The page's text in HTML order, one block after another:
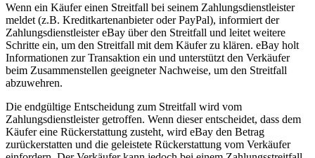
Wenn ein Käufer einen Streitfall bei seinem Zahlungsdienstleister
meldet (z.B. Kreditkartenanbieter oder PayPal), informiert der
Zahlungsdienstleister eBay über den Streitfall und leitet weitere
Schritte ein, um den Streitfall mit dem Käufer zu klären. eBay holt
Informationen zur Transaktion ein und unterstützt den Verkäufer
beim Zusammenstellen geeigneter Nachweise, um den Streitfall
abzuwehren.
Die endgültige Entscheidung zum Streitfall wird vom
Zahlungsdienstleister getroffen. Wenn dieser entscheidet, dass dem
Käufer eine Rückerstattung zusteht, wird eBay den Betrag
zurückerstatten und die geleistete Rückerstattung vom Verkäufer